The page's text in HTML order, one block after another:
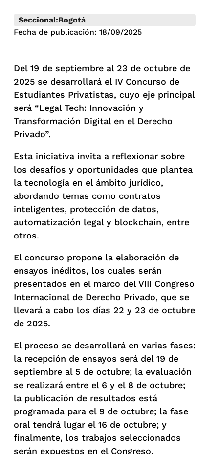
Seccional:Bogotá
Fecha de publicación: 18/09/2025
Del 19 de septiembre al 23 de octubre de
2025 se desarrollará el IV Concurso de
Estudiantes Privatistas, cuyo eje principal
será “Legal Tech: Innovación y
Transformación Digital en el Derecho
Privado”.
Esta iniciativa invita a reflexionar sobre
los desafíos y oportunidades que plantea
la tecnología en el ámbito jurídico,
abordando temas como contratos
inteligentes, protección de datos,
automatización legal y blockchain, entre
otros.
El concurso propone la elaboración de
ensayos inéditos, los cuales serán
presentados en el marco del VIII Congreso
Internacional de Derecho Privado, que se
llevará a cabo los días 22 y 23 de octubre
de 2025.
El proceso se desarrollará en varias fases:
la recepción de ensayos será del 19 de
septiembre al 5 de octubre; la evaluación
se realizará entre el 6 y el 8 de octubre;
la publicación de resultados está
programada para el 9 de octubre; la fase
oral tendrá lugar el 16 de octubre; y
finalmente, los trabajos seleccionados
serán expuestos en el Congreso.